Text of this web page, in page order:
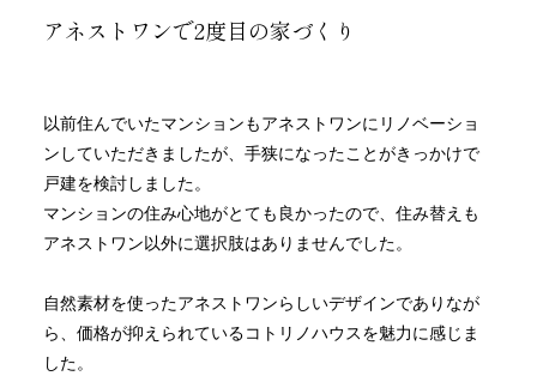
アネストワンで2度目の家づくり
以前住んでいたマンションもアネストワンにリノベーショ
ンしていただきましたが、手狭になったことがきっかけで
戸建を検討しました。
マンションの住み心地がとても良かったので、住み替えも
アネストワン以外に選択肢はありませんでした。
自然素材を使ったアネストワンらしいデザインでありなが
ら、価格が抑えられているコトリノハウスを魅力に感じま
した。